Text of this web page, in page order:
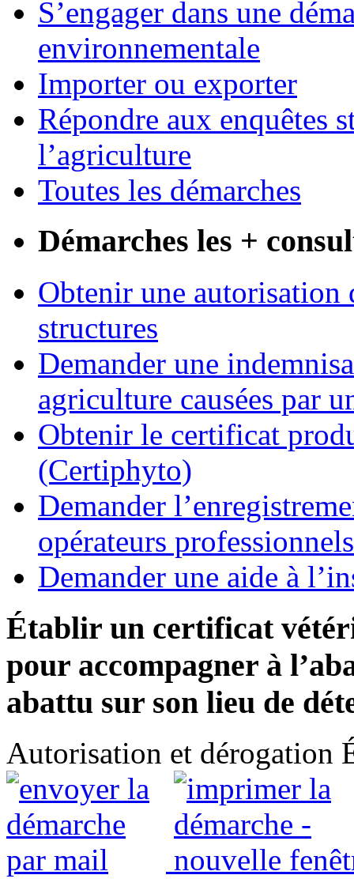
S’engager dans une
environnementale
Importer ou exporter
Répondre aux enquêtes
l’agriculture
Toutes les démarches
Démarches les +
Obtenir une autorisation
structures
Demander une
agriculture causées par
Obtenir le certificat
(Certiphyto)
Demander
opérateurs professionnels
Demander une aide à
Établir un certificat
pour accompagner à
abattu sur son lieu de
Autorisation et dérogation